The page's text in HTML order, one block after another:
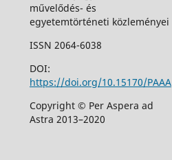
művelődés- és
egyetemtörténeti közleményei
ISSN 2064-6038
DOI:
https://doi.org/10.15170/PAAA
Copyright © Per Aspera ad
Astra 2013–2020